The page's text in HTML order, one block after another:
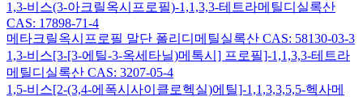
1,3-비스(3-아크릴옥시프로필)-1,1,3,3-테트라메틸디실록산
CAS: 17898-71-4
메타크릴옥시프로필 말단 폴리디메틸실록산 CAS: 58130-03-3
1,3-비스[3-[3-에틸-3-옥세타닐)메톡시] 프로필]-1,1,3,3-테트라
메틸디실록산 CAS: 3207-05-4
1,5-비스[2-(3,4-에폭시사이클로헥실)에틸]-1,1,3,3,5,5-헥사메